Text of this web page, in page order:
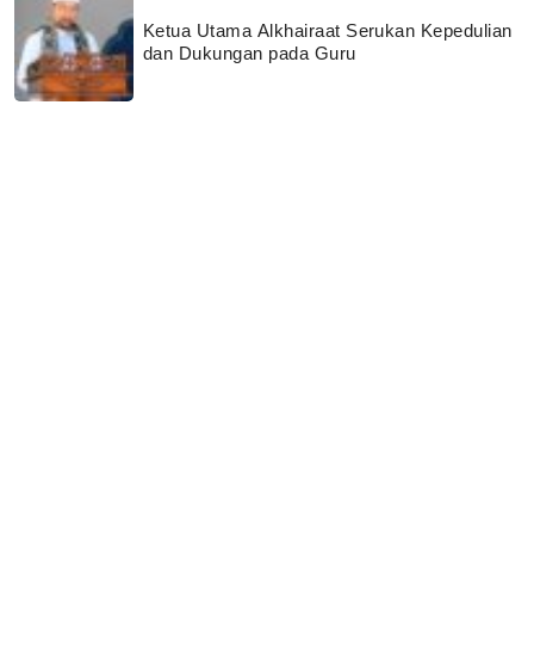
Ketua Utama Alkhairaat Serukan Kepedulian
dan Dukungan pada Guru